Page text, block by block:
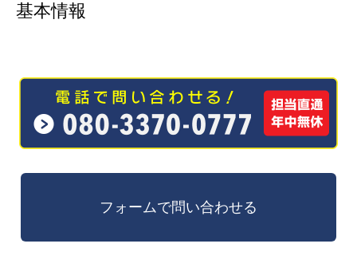
基本情報